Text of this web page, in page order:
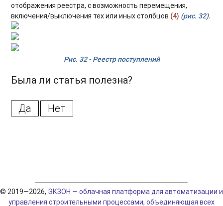
отображения реестра, с возможность перемещения,
включения/выключения тех или иных столбцов (4) (рис. 32).
Рис. 32 - Реестр поступлений
Была ли статья полезна?
Да Нет
© 2019—2026, ЭКЗОН — облачная платформа для автоматизации и
управления строительными процессами, объединяющая всех